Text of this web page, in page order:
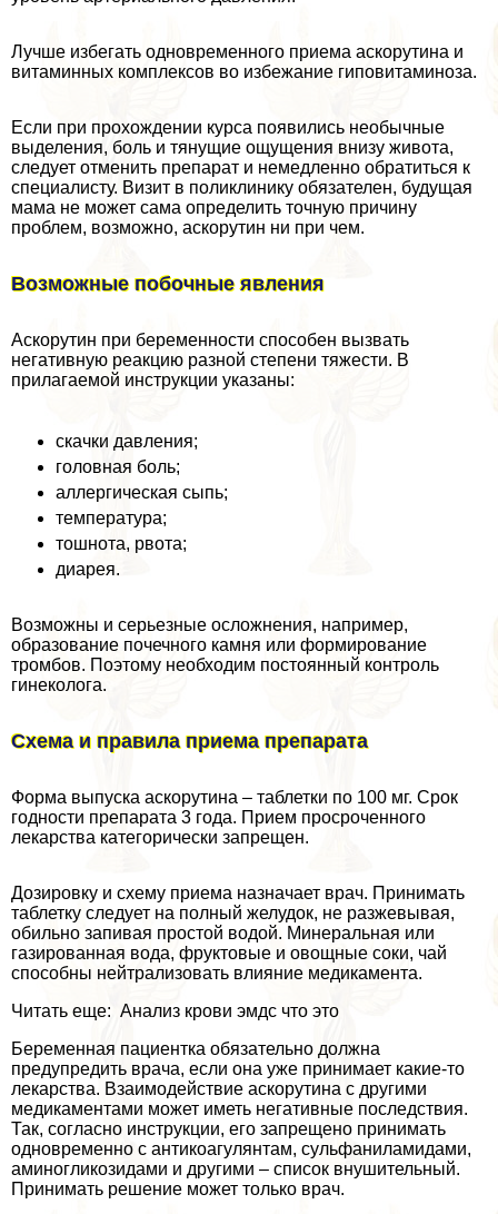
Лучше избегать одновременного приема аскорутина и
витаминных комплексов во избежание гиповитаминоза.
Если при прохождении курса появились необычные
выделения, боль и тянущие ощущения внизу живота,
следует отменить препарат и немедленно обратиться к
специалисту. Визит в поликлинику обязателен, будущая
мама не может сама определить точную причину
проблем, возможно, аскорутин ни при чем.
Возможные побочные явления
Аскорутин при беременности способен вызвать
негативную реакцию разной степени тяжести. В
прилагаемой инструкции указаны:
скачки давления;
головная боль;
аллергическая сыпь;
температура;
тошнота, рвота;
диарея.
Возможны и серьезные осложнения, например,
образование почечного камня или формирование
тромбов. Поэтому необходим постоянный контроль
гинеколога.
Схема и правила приема препарата
Форма выпуска аскорутина – таблетки по 100 мг. Срок
годности препарата 3 года. Прием просроченного
лекарства категорически запрещен.
Дозировку и схему приема назначает врач. Принимать
таблетку следует на полный желудок, не разжевывая,
обильно запивая простой водой. Минеральная или
газированная вода, фруктовые и овощные соки, чай
способны нейтрализовать влияние медикамента.
Читать еще: Анализ крови эмдс что это
Беременная пациентка обязательно должна
предупредить врача, если она уже принимает какие-то
лекарства. Взаимодействие аскорутина с другими
медикаментами может иметь негативные последствия.
Так, согласно инструкции, его запрещено принимать
одновременно с антикоагулянтам, сульфаниламидами,
аминогликозидами и другими – список внушительный.
Принимать решение может только врач.